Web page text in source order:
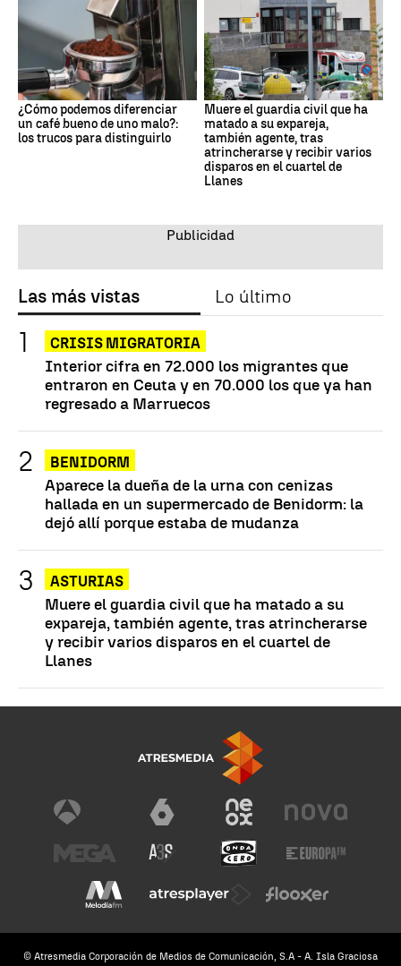
¿Cómo podemos diferenciar
un café bueno de uno malo?:
los trucos para distinguirlo
Muere el guardia civil que ha
matado a su expareja,
también agente, tras
atrincherarse y recibir varios
disparos en el cuartel de
Llanes
Las más vistas Lo último
CRISIS MIGRATORIA
Interior cifra en 72.000 los migrantes que
entraron en Ceuta y en 70.000 los que ya han
regresado a Marruecos
BENIDORM
Aparece la dueña de la urna con cenizas
hallada en un supermercado de Benidorm: la
dejó allí porque estaba de mudanza
ASTURIAS
Muere el guardia civil que ha matado a su
expareja, también agente, tras atrincherarse
y recibir varios disparos en el cuartel de
Llanes
© Atresmedia Corporación de Medios de Comunicación, S.A - A. Isla Graciosa